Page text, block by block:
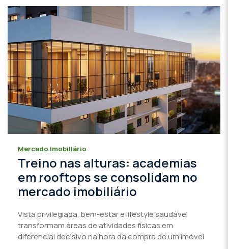
Mercado imobiliário
Treino nas alturas: academias
em rooftops se consolidam no
mercado imobiliário
Vista privilegiada, bem-estar e lifestyle saudável
transformam áreas de atividades físicas em
diferencial decisivo na hora da compra de um imóvel